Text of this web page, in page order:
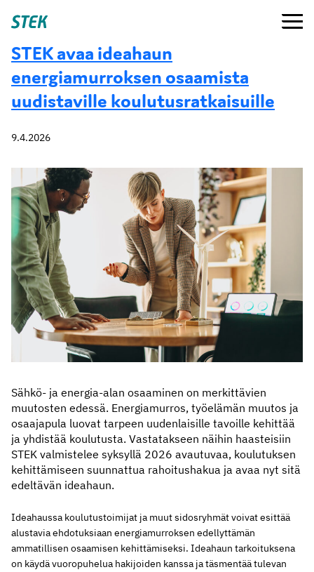
suoraan
Stek Valikko
STEK avaa ideahaun
energiamurroksen osaamista
uudistaville koulutusratkaisuille
9.4.2026
Sähkö- ja energia-alan osaaminen on merkittävien
muutosten edessä. Energiamurros, työelämän muutos ja
osaajapula luovat tarpeen uudenlaisille tavoille kehittää
ja yhdistää koulutusta. Vastatakseen näihin haasteisiin
STEK valmistelee syksyllä 2026 avautuvaa, koulutuksen
kehittämiseen suunnattua rahoitushakua ja avaa nyt sitä
edeltävän ideahaun.
Ideahaussa koulutustoimijat ja muut sidosryhmät voivat esittää
alustavia ehdotuksiaan energiamurroksen edellyttämän
ammatillisen osaamisen kehittämiseksi. Ideahaun tarkoituksena
on käydä vuoropuhelua hakijoiden kanssa ja täsmentää tulevan